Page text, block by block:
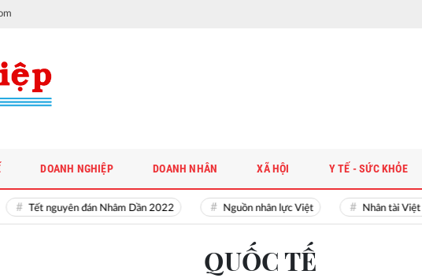
Tết nguyên đán Nhâm Dần 2022 Nguồn nhân lực Việt Nhân tài Việt Nam
DOANH NGHIỆP DOANH NHÂN XÃ HỘI Y TẾ - SỨC KHỎE
QUỐC TẾ